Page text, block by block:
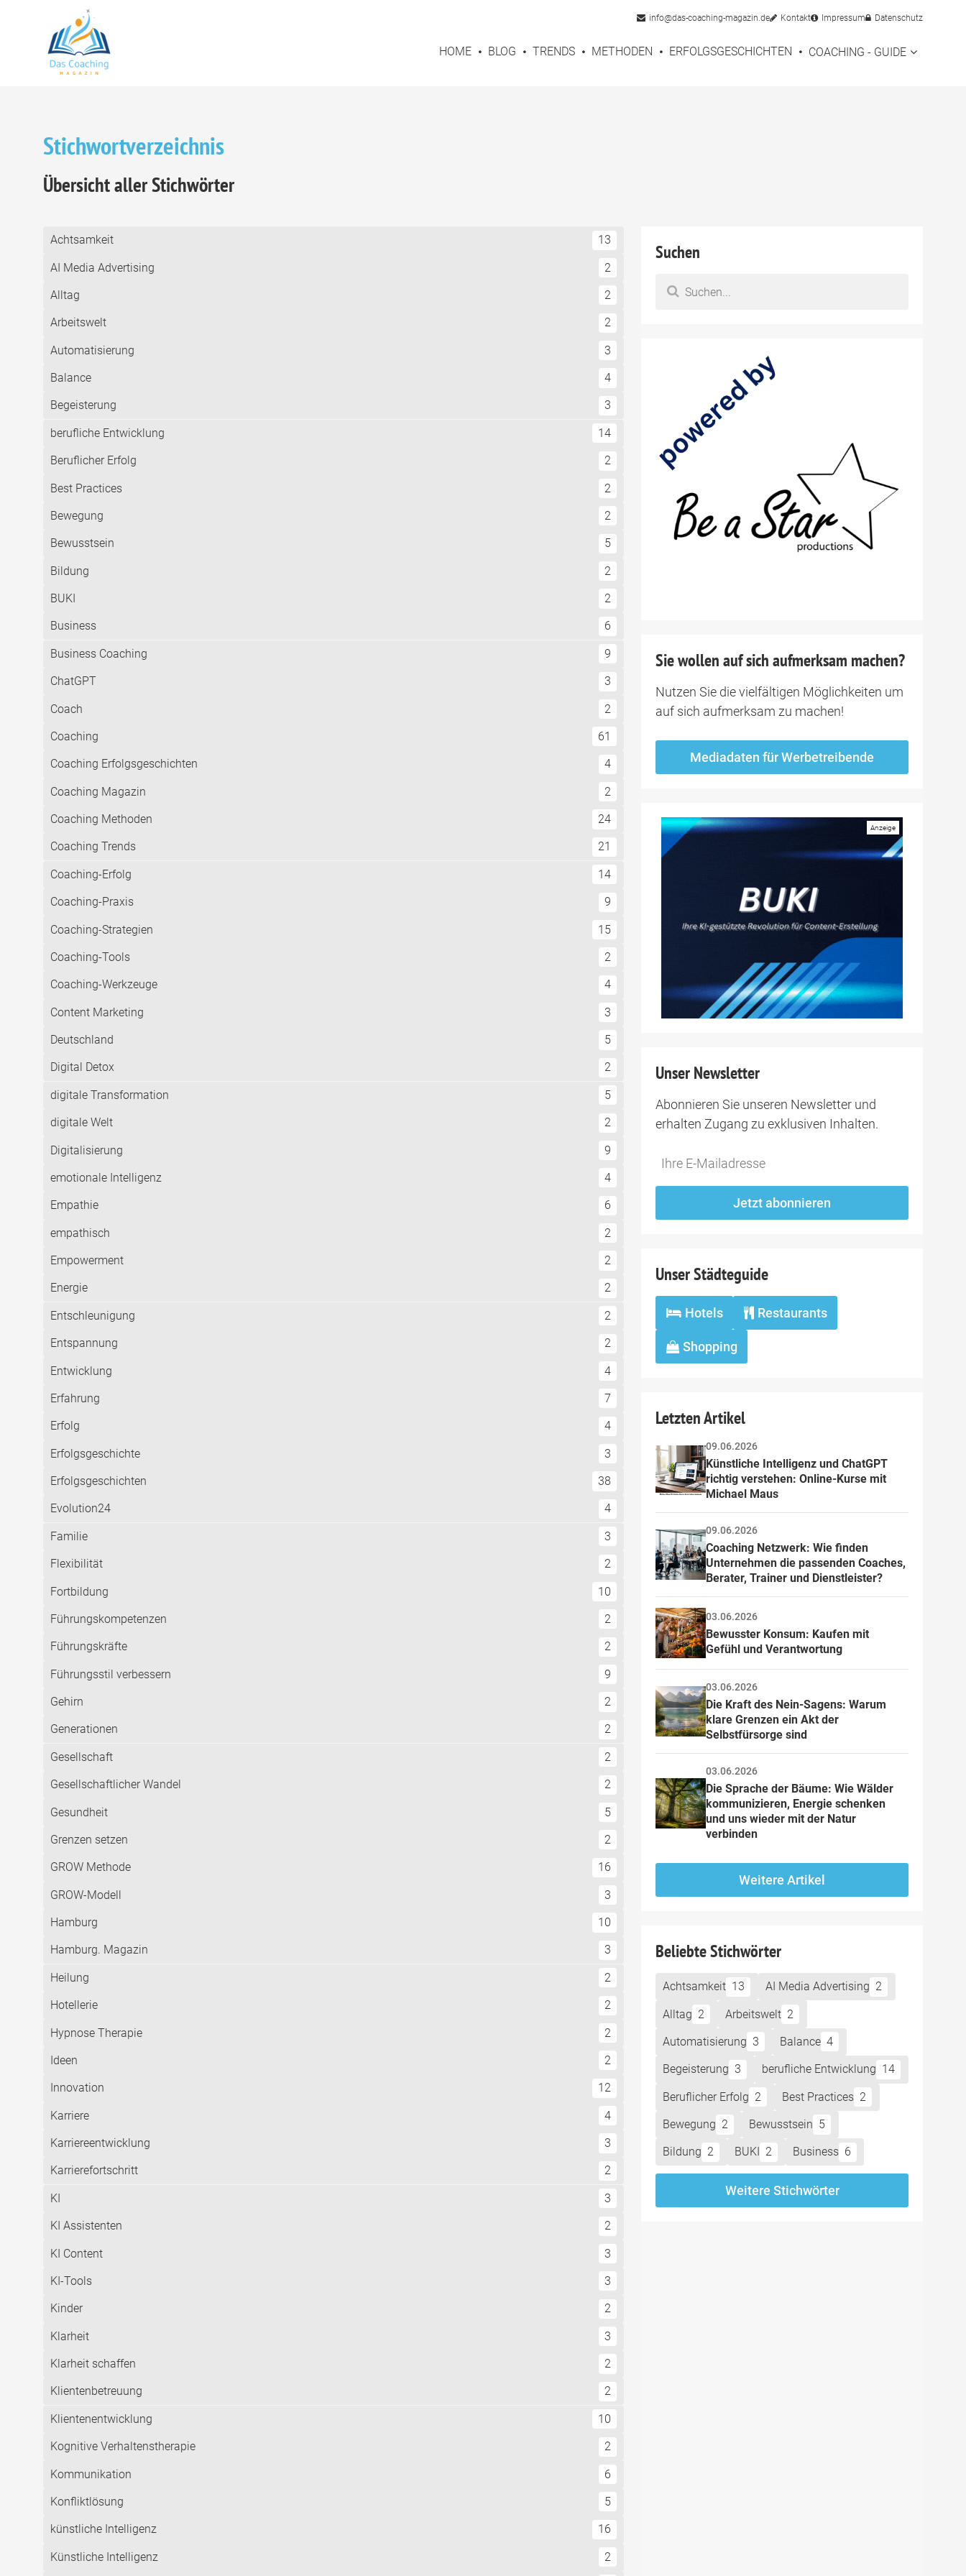
info@das-coaching-magazin.de Kontakt Impressum Datenschutz
HOME BLOG TRENDS METHODEN ERFOLGSGESCHICHTEN COACHING - GUIDE
Stichwortverzeichnis
Übersicht aller Stichwörter
Achtsamkeit 13
AI Media Advertising 2
Alltag 2
Arbeitswelt 2
Automatisierung 3
Balance 4
Begeisterung 3
berufliche Entwicklung 14
Beruflicher Erfolg 2
Best Practices 2
Bewegung 2
Bewusstsein 5
Bildung 2
BUKI 2
Business 6
Business Coaching 9
ChatGPT 3
Coach 2
Coaching 61
Coaching Erfolgsgeschichten 4
Coaching Magazin 2
Coaching Methoden 24
Coaching Trends 21
Coaching-Erfolg 14
Coaching-Praxis 9
Coaching-Strategien 15
Coaching-Tools 2
Coaching-Werkzeuge 4
Content Marketing 3
Deutschland 5
Digital Detox 2
digitale Transformation 5
digitale Welt 2
Digitalisierung 9
emotionale Intelligenz 4
Empathie 6
empathisch 2
Empowerment 2
Energie 2
Entschleunigung 2
Entspannung 2
Entwicklung 4
Erfahrung 7
Erfolg 4
Erfolgsgeschichte 3
Erfolgsgeschichten 38
Evolution24 4
Familie 3
Flexibilität 2
Fortbildung 10
Führungskompetenzen 2
Führungskräfte 2
Führungsstil verbessern 9
Gehirn 2
Generationen 2
Gesellschaft 2
Gesellschaftlicher Wandel 2
Gesundheit 5
Grenzen setzen 2
GROW Methode 16
GROW-Modell 3
Hamburg 10
Hamburg. Magazin 3
Heilung 2
Hotellerie 2
Hypnose Therapie 2
Ideen 2
Innovation 12
Karriere 4
Karriereentwicklung 3
Karrierefortschritt 2
KI 3
KI Assistenten 2
KI Content 3
KI-Tools 3
Kinder 2
Klarheit 3
Klarheit schaffen 2
Klientenbetreuung 2
Klientenentwicklung 10
Kognitive Verhaltenstherapie 2
Kommunikation 6
Konfliktlösung 5
künstliche Intelligenz 16
Künstliche Intelligenz 2
Suchen
Sie wollen auf sich aufmerksam machen?
Nutzen Sie die vielfältigen Möglichkeiten um
auf sich aufmerksam zu machen!
Mediadaten für Werbetreibende
Unser Newsletter
Abonnieren Sie unseren Newsletter und
erhalten Zugang zu exklusiven Inhalten.
Do
this
*Ihre
Jetzt abonnieren
Unser Städteguide
Hotels Restaurants
Shopping
Letzten Artikel
09.06.2026
Künstliche Intelligenz und ChatGPT
richtig verstehen: Online-Kurse mit
Michael Maus
09.06.2026
Coaching Netzwerk: Wie finden
Unternehmen die passenden Coaches,
Berater, Trainer und Dienstleister?
03.06.2026
Bewusster Konsum: Kaufen mit
Gefühl und Verantwortung
03.06.2026
Die Kraft des Nein-Sagens: Warum
klare Grenzen ein Akt der
Selbstfürsorge sind
03.06.2026
Die Sprache der Bäume: Wie Wälder
kommunizieren, Energie schenken
und uns wieder mit der Natur
verbinden
Weitere Artikel
Beliebte Stichwörter
Achtsamkeit 13 AI Media Advertising 2
Alltag 2 Arbeitswelt 2
Automatisierung 3 Balance 4
Begeisterung 3 berufliche Entwicklung 14
Beruflicher Erfolg 2 Best Practices 2
Bewegung 2 Bewusstsein 5
Bildung 2 BUKI 2 Business 6
Weitere Stichwörter